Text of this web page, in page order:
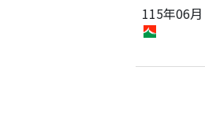
115年06月